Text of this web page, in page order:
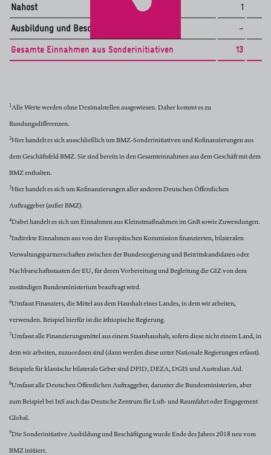
Nahost
1
Ausbildung und Beschäftigung
–
Gesamte Einnahmen aus Sonderinitiativen
13
1Alle Werte werden ohne Dezimalstellen ausgewiesen. Daher kommt es zu
Rundungsdifferenzen.
2Hier handelt es sich ausschließlich um BMZ-Sonderinitiativen und Kofinanzierungen aus
dem Geschäftsfeld BMZ. Sie sind bereits in den Gesamteinnahmen aus dem Geschäft mit dem
BMZ enthalten.
3Hier handelt es sich um Kofinanzierungen aller anderen Deutschen Öffentlichen
Auftraggeber (außer BMZ).
4Dabei handelt es sich um Einnahmen aus Kleinstmaßnahmen im GnB sowie Zuwendungen.
5Indirekte Einnahmen aus von der Europäischen Kommission finanzierten, bilateralen
Verwaltungspartnerschaftenzwischen der Bundesregierung und Beitrittskandidaten oder
Nachbarschaftsstaaten der EU, für deren Vorbereitung und Begleitung die GIZ von dem
zuständigen Bundesministerium beauftragt wird.
6Umfasst Finanziers, die Mittel aus dem Haushalt eines Landes, in dem wir arbeiten,
verwenden. Beispiel hierfür ist die äthiopische Regierung.
7Umfasst alle Finanzierungsmittel aus einem Staatshaushalt, sofern diese nicht einem Land, in
dem wir arbeiten, zuzuordnen sind (dann werden diese unter Nationale Regierungen erfasst).
Beispiele für klassische bilaterale Geber sind DFID, DEZA, DGIS und Australian Aid.
8Umfasst alle Deutschen Öffentlichen Auftraggeber, darunter die Bundesministerien, aber
zum Beispiel bei InS auch das Deutsche Zentrum für Luft- und Raumfahrt oder Engagement
Global.
9Die Sonderinitiative Ausbildung und Beschäftigung wurde Ende des Jahres 2018 neu vom
BMZ initiiert.